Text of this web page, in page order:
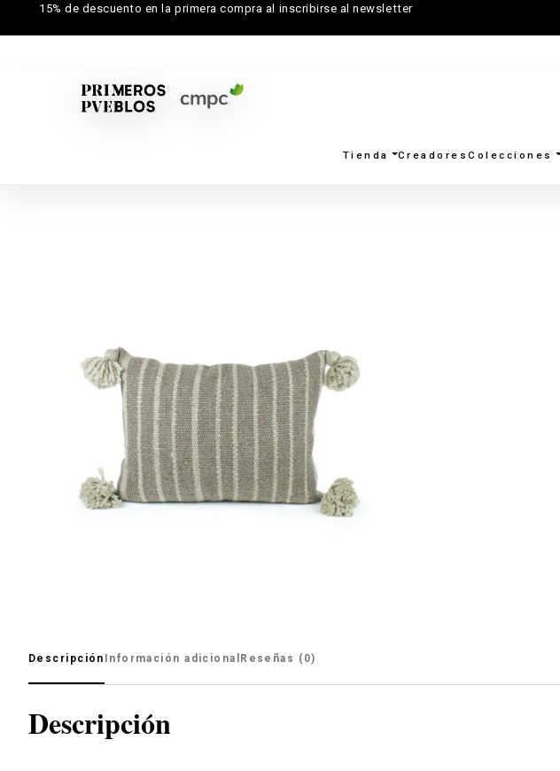
15% de descuento en la primera compra al inscribirse al newsletter
Tienda CreadoresColecciones
Descripción Información adicional Reseñas (0)
Descripción